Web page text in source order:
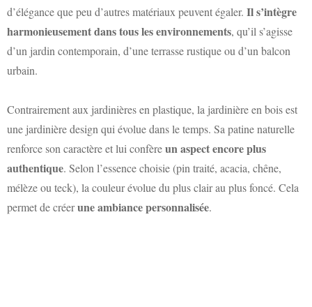
d’élégance que peu d’autres matériaux peuvent égaler. Il s’intègre
harmonieusement dans tous les environnements, qu’il s’agisse
d’un jardin contemporain, d’une terrasse rustique ou d’un balcon
urbain.
Contrairement aux jardinières en plastique, la jardinière en bois est
une jardinière design qui évolue dans le temps. Sa patine naturelle
renforce son caractère et lui confèreun aspect encore plus
authentique. Selon l’essence choisie (pin traité, acacia, chêne,
mélèze ou teck), la couleur évolue du plus clair au plus foncé. Cela
permet de créerune ambiance personnalisée.